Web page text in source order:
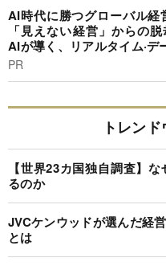
AI時代に勝つグローバル
「見えない経営」からの
AIが導く、リアルタイム·デ
PR
トレン
【世界23カ国独自調査】
るのか
JVCケンウッドが選んだ経
とは